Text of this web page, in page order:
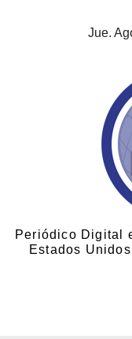
Jue.
Periódico Digital
Estados